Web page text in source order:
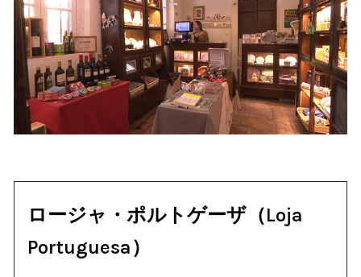
ロージャ・ポルトゲーザ（Loja
Portuguesa）